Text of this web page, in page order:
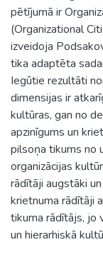
pētījumā ir
(Organizational
izveidoja
tika adaptēta
Iegūtie rezultāti
dimensijas ir
kultūras, gan no
apzinīgums un
pilsoņa tikums no
organizācijas
rādītāji augstāki
krietnuma rādītāji
tikuma rādītājs, jo
un hierarhiskā